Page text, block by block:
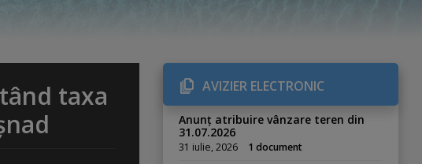
taxa
AVIZIER ELECTRONIC
Anunț atribuire vânzare teren din
31.07.2026
31 iulie, 2026 1 document